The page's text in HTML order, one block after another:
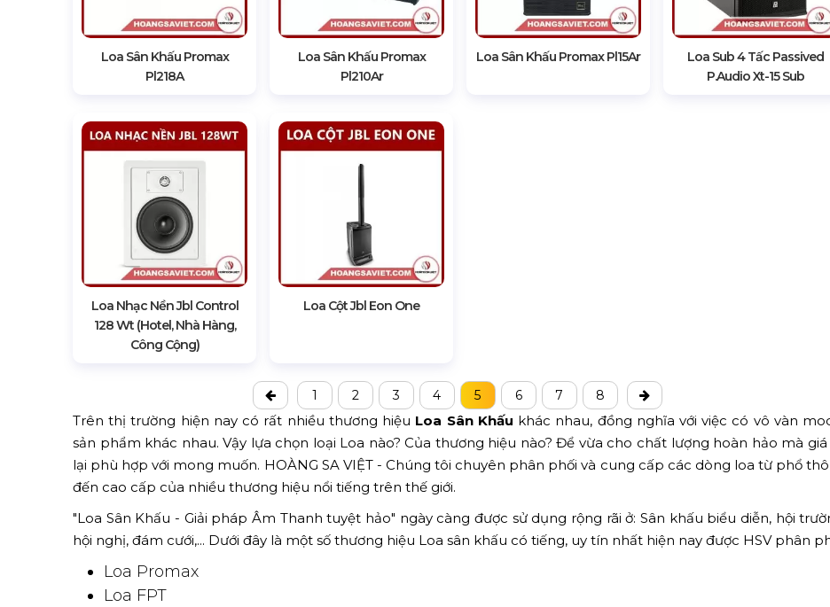
Loa Sân Khấu Promax
Pl218A
Loa Sân Khấu Promax
Pl210Ar
Loa Sân Khấu Promax Pl15Ar
Loa Sub 4 Tấc Passived
P.audio Xt-15 Sub
Loa Nhạc Nền Jbl Control
128 Wt (Hotel, Nhà Hàng,
Công Cộng)
Loa Cột Jbl Eon One
1 2 3 4 5 6 7 8
Trên thị trường hiện nay có rất nhiều thương hiệu Loa Sân Khấu khác nhau, đồng nghĩa với việc có vô vàn
sản phẩm khác nhau. Vậy lựa chọn loại Loa nào? Của thương hiệu nào? Để vừa cho chất lượng hoàn hảo mà giá
lại phù hợp với mong muốn. HOÀNG SA VIỆT - Chúng tôi chuyên phân phối và cung cấp các dòng loa từ phổ
đến cao cấp của nhiều thương hiệu nổi tiếng trên thế giới.
"Loa Sân Khấu - Giải pháp Âm Thanh tuyệt hảo" ngày càng được sử dụng rộng rãi ở: Sân khấu biểu diễn, hội
hội nghị, đám cưới,... Dưới đây là một số thương hiệu Loa sân khấu có tiếng, uy tín nhất hiện nay được HSV phân
Loa Promax
Loa FPT